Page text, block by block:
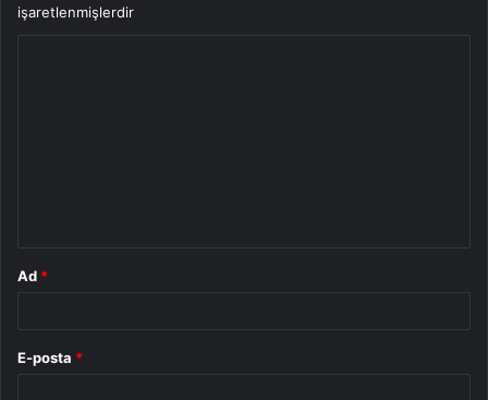
işaretlenmişlerdir
Ad *
E-posta *